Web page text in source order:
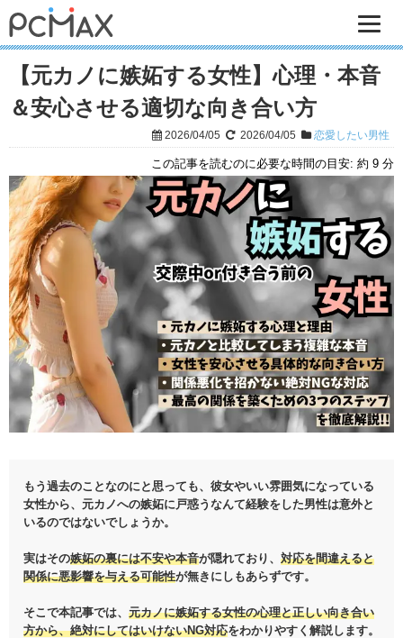
【元カノに嫉妬する女性】心理・本音
＆安心させる適切な向き合い方
2026/04/05 2026/04/05 恋愛したい男性
この記事を読むのに必要な時間の目安: 約 9 分
もう過去のことなのにと思っても、彼女やいい雰囲気になっている
女性から、元カノへの嫉妬に戸惑うなんて経験をした男性は意外と
いるのではないでしょうか。
実はその嫉妬の裏には不安や本音が隠れており、 対応を間違えると
関係に悪影響を与える可能性が無きにしもあらずです。
そこで本記事では、 元カノに嫉妬する女性の心理と正しい向き合い
方から、絶対にしてはいけないNG対応をわかりやすく解説します。